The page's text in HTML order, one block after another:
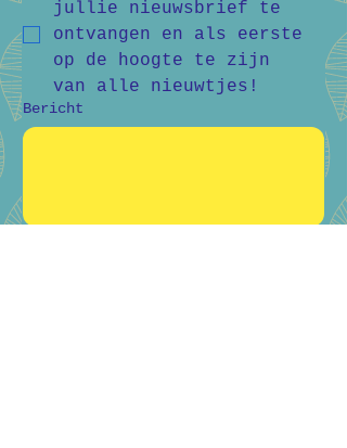
jullie nieuwsbrief te
ontvangen en als eerste
op de hoogte te zijn
van alle nieuwtjes!
Bericht